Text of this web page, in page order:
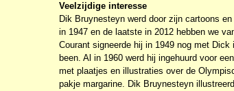
Veelzijdige interesse
Dik Bruynesteyn werd door zijn cartoons
in 1947 en de laatste in 2012 hebben we
Courant signeerde hij in 1949 nog met
been. Al in 1960 werd hij ingehuurd voor
met plaatjes en illustraties over de
pakje margarine. Dik Bruynesteyn